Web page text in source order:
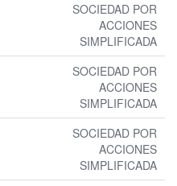
SOCIEDAD POR
ACCIONES
SIMPLIFICADA
SOCIEDAD POR
ACCIONES
SIMPLIFICADA
SOCIEDAD POR
ACCIONES
SIMPLIFICADA